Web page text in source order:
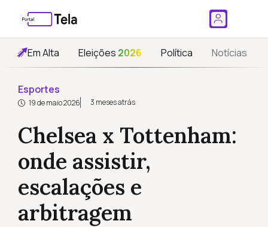
Em Alta Eleições 2026 Política Notícias
Esportes
19 de maio 2026 3 meses atrás
Chelsea x Tottenham:
onde assistir,
escalações e
arbitragem